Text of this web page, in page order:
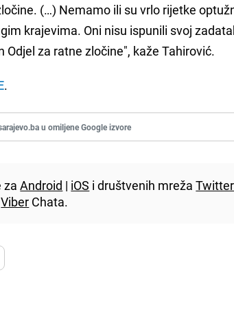
(…) Nemamo ili su vrlo rijetke
krajevima. Oni nisu ispunili svoj
za ratne zločine", kaže Tahirović.
.
u omiljene Google izvore
zaAndroid | iOS i društvenih mrežaTwitter
Viber Chata.